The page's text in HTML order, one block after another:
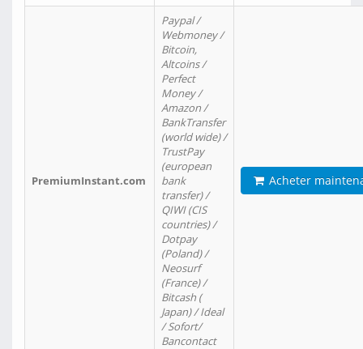
PremiumInstant.com
Paypal /
Webmoney /
Bitcoin,
Altcoins /
Perfect
Money /
Amazon /
BankTransfer
(world wide) /
TrustPay
(european
bank
transfer) /
QIWI (CIS
countries) /
Dotpay
(Poland) /
Neosurf
(France) /
Bitcash (
Japan) / Ideal
/ Sofort/
Bancontact
Acheter